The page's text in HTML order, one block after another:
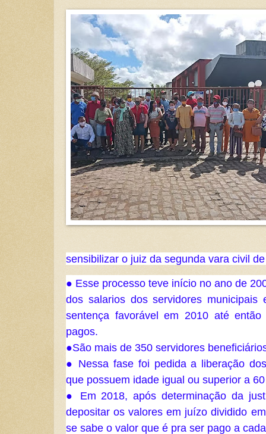
sensibilizar o juiz da segunda vara civil
● Esse processo teve início no ano de
dos salarios dos servidores
sentença favorável em 2010 até
pagos.
●São mais de 350 servidores
● Nessa fase foi pedida a liberação
que possuem idade igual ou superior a
● Em 2018, após determinação da
depositar os valores em juízo dividido
se sabe o valor que é pra ser pago a